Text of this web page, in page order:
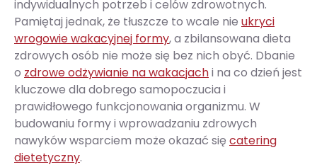
indywidualnych potrzeb i celów zdrowotnych.
Pamiętaj jednak, że tłuszcze to wcale nie ukryci
wrogowie wakacyjnej formy, a zbilansowana dieta
zdrowych osób nie może się bez nich obyć. Dbanie
o zdrowe odżywianie na wakacjachi na co dzień jest
kluczowe dla dobrego samopoczucia i
prawidłowego funkcjonowania organizmu. W
budowaniu formy i wprowadzaniu zdrowych
nawyków wsparciem może okazać się catering
dietetyczny.